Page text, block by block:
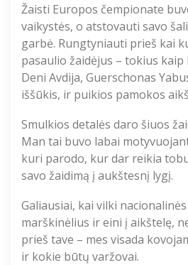
Žaisti Europos čempionate
vaikystės, o atstovauti savo
garbė. Rungtyniauti prieš kai
pasaulio žaidėjus – tokius kaip
Deni Avdija, Guerschonas
iššūkis, ir puikios pamokos
Smulkios detalės daro šiuos
Man tai buvo labai
kuri parodo, kur dar reikia
savo žaidimą į aukštesnį lygį.
Galiausiai, kai vilki
marškinėlius ir eini į aikštelę,
prieš tave – mes visada
ir kokie būtų varžovai.